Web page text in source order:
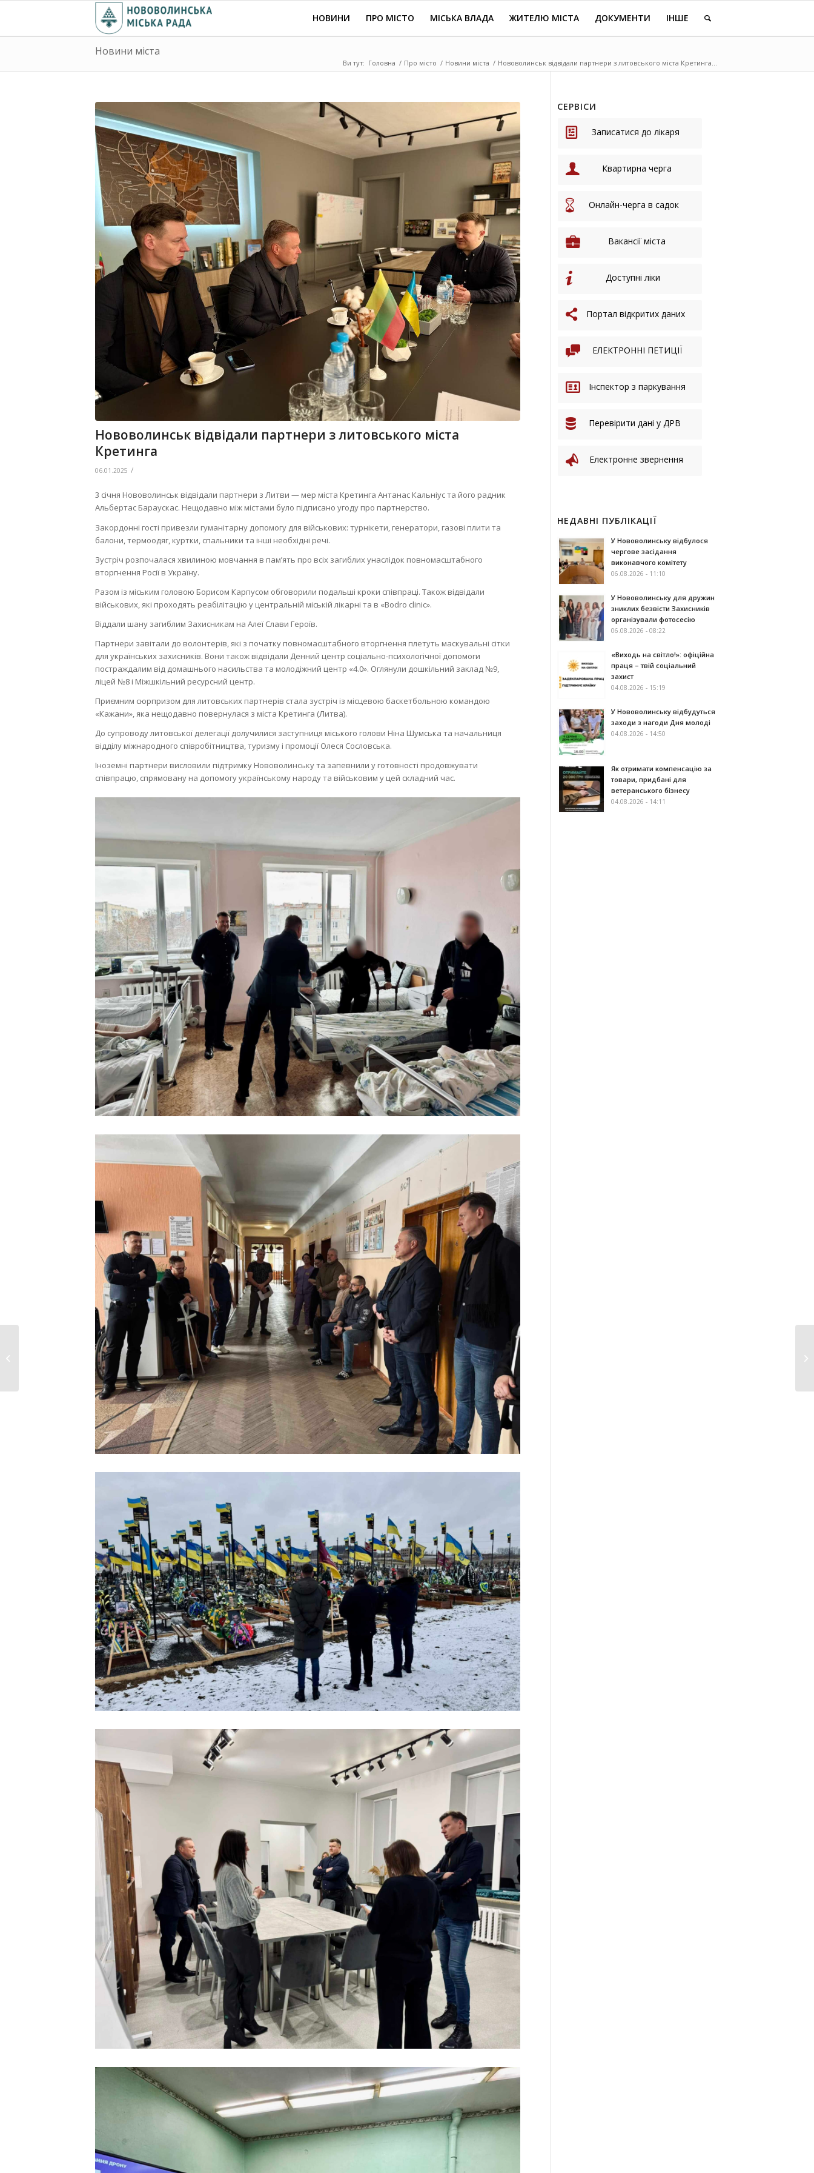
НОВИНИ ПРО МІСТО МІСЬКА ВЛАДА ЖИТЕЛЮ МІСТА ДОКУМЕНТИ ІНШЕ
Новини міста
Ви тут: Головна / Про місто / Новини міста / Нововолинськ відвідали партнери з литовського міста Кретинга...
Нововолинськ відвідали партнери з литовського міста
Кретинга
06.01.2025 /
3 січня Нововолинськ відвідали партнери з Литви — мер міста Кретинга Антанас Кальніус та його радник
Альбертас Бараускас. Нещодавно між містами було підписано угоду про партнерство.
Закордонні гості привезли гуманітарну допомогу для військових: турнікети, генератори, газові плити та
балони, термоодяг, куртки, спальники та інші необхідні речі.
Зустріч розпочалася хвилиною мовчання в пам’ять про всіх загиблих унаслідок повномасштабного
вторгнення Росії в Україну.
Разом із міським головою Борисом Карпусом обговорили подальші кроки співпраці. Також відвідали
військових, які проходять реабілітацію у центральній міській лікарні та в «Bodro clinic».
Віддали шану загиблим Захисникам на Алеї Слави Героїв.
Партнери завітали до волонтерів, які з початку повномасштабного вторгнення плетуть маскувальні сітки
для українських захисників. Вони також відвідали Денний центр соціально-психологічної допомоги
постраждалим від домашнього насильства та молодіжний центр «4.0». Оглянули дошкільний заклад №9,
ліцей №8 і Міжшкільний ресурсний центр.
Приємним сюрпризом для литовських партнерів стала зустріч із місцевою баскетбольною командою
«Кажани», яка нещодавно повернулася з міста Кретинга (Литва).
До супроводу литовської делегації долучилися заступниця міського голови Ніна Шумська та начальниця
відділу міжнародного співробітництва, туризму і промоції Олеся Сословська.
Іноземні партнери висловили підтримку Нововолинську та запевнили у готовності продовжувати
співпрацю, спрямовану на допомогу українському народу та військовим у цей складний час.
СЕРВІСИ
Записатися до лікаря
Квартирна черга
Онлайн-черга в садок
Вакансії міста
Доступні ліки
Портал відкритих даних
ЕЛЕКТРОННІ ПЕТИЦІЇ
Інспектор з паркування
Перевірити дані у ДРВ
Електронне звернення
НЕДАВНІ ПУБЛІКАЦІЇ
У Нововолинську відбулося
чергове засідання
виконавчого комітету
06.08.2026 - 11:10
У Нововолинську для дружин
зниклих безвісти Захисників
організували фотосесію
06.08.2026 - 08:22
«Виходь на світло!»: офіційна
праця – твій соціальний
захист
04.08.2026 - 15:19
У Нововолинську відбудуться
заходи з нагоди Дня молоді
04.08.2026 - 14:50
Як отримати компенсацію за
товари, придбані для
ветеранського бізнесу
04.08.2026 - 14:11
ПРОТОКОЛ № 1 засідання
виконавчого комітету...